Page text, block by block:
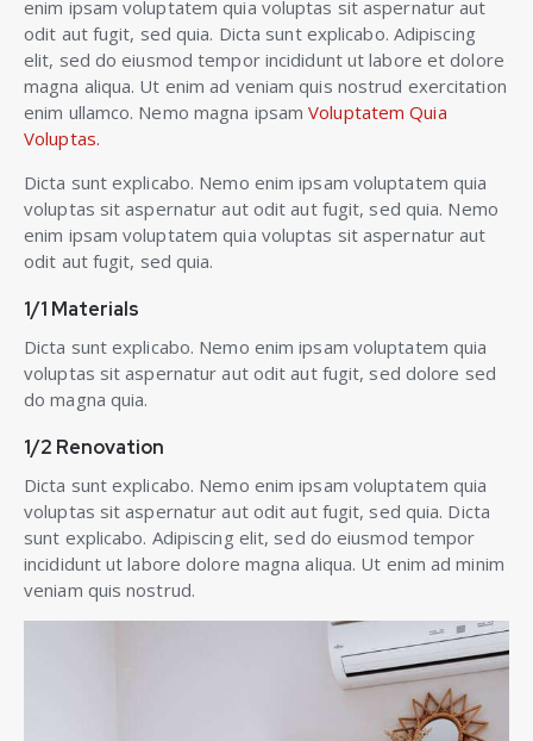
enim ipsam voluptatem quia voluptas sit aspernatur aut
odit aut fugit, sed quia. Dicta sunt explicabo. Adipiscing
elit, sed do eiusmod tempor incididunt ut labore et dolore
magna aliqua. Ut enim ad veniam quis nostrud exercitation
enim ullamco. Nemo magna ipsamVoluptatem Quia
Voluptas.
Dicta sunt explicabo. Nemo enim ipsam voluptatem quia
voluptas sit aspernatur aut odit aut fugit, sed quia. Nemo
enim ipsam voluptatem quia voluptas sit aspernatur aut
odit aut fugit, sed quia.
1/1 Materials
Dicta sunt explicabo. Nemo enim ipsam voluptatem quia
voluptas sit aspernatur aut odit aut fugit, sed dolore sed
do magna quia.
1/2 Renovation
Dicta sunt explicabo. Nemo enim ipsam voluptatem quia
voluptas sit aspernatur aut odit aut fugit, sed quia. Dicta
sunt explicabo. Adipiscing elit, sed do eiusmod tempor
incididunt ut labore dolore magna aliqua. Ut enim ad minim
veniam quis nostrud.